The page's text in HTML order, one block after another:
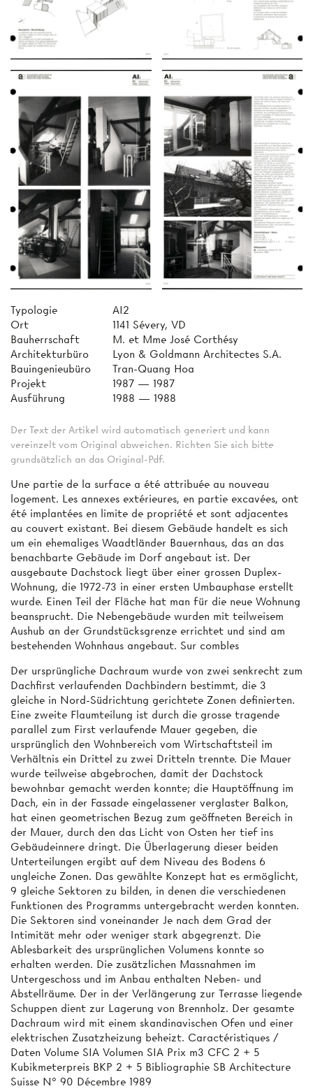
Typologie
AI2
Ort
1141 Sévery, VD
Bauherrschaft
M. et Mme José Corthésy
Architekturbüro
Lyon & Goldmann Architectes S.A.
Bauingenieubüro
Tran-Quang Hoa
Projekt
1987 — 1987
Ausführung
1988 — 1988
Der Text der Artikel wird automatisch generiert und kann
vereinzelt vom Original abweichen. Richten Sie sich bitte
grundsätzlich an das Original-Pdf.
Une partie de la surface a été attribuée au nouveau
logement. Les annexes extérieures, en partie excavées, ont
été implantées en limite de propriété et sont adjacentes
au couvert existant. Bei diesem Gebäude handelt es sich
um ein ehemaliges Waadtländer Bauernhaus, das an das
benachbarte Gebäude im Dorf angebaut ist. Der
ausgebaute Dachstock liegt über einer grossen Duplex-
Wohnung, die 1972-73 in einer ersten Umbauphase erstellt
wurde. Einen Teil der Fläche hat man für die neue Wohnung
beansprucht. Die Nebengebäude wurden mit teilweisem
Aushub an der Grundstücksgrenze errichtet und sind am
bestehenden Wohnhaus angebaut. Sur combles
Der ursprüngliche Dachraum wurde von zwei senkrecht zum
Dachfirst verlaufenden Dachbindern bestimmt, die 3
gleiche in Nord-Südrichtung gerichtete Zonen definierten.
Eine zweite Flaumteilung ist durch die grosse tragende
parallel zum First verlaufende Mauer gegeben, die
ursprünglich den Wohnbereich vom Wirtschaftsteil im
Verhältnis ein Drittel zu zwei Dritteln trennte. Die Mauer
wurde teilweise abgebrochen, damit der Dachstock
bewohnbar gemacht werden konnte; die Hauptöffnung im
Dach, ein in der Fassade eingelassener verglaster Balkon,
hat einen geometrischen Bezug zum geöffneten Bereich in
der Mauer, durch den das Licht von Osten her tief ins
Gebäudeinnere dringt. Die Überlagerung dieser beiden
Unterteilungen ergibt auf dem Niveau des Bodens 6
ungleiche Zonen. Das gewählte Konzept hat es ermöglicht,
9 gleiche Sektoren zu bilden, in denen die verschiedenen
Funktionen des Programms untergebracht werden konnten.
Die Sektoren sind voneinander Je nach dem Grad der
Intimität mehr oder weniger stark abgegrenzt. Die
Ablesbarkeit des ursprünglichen Volumens konnte so
erhalten werden. Die zusätzlichen Massnahmen im
Untergeschoss und im Anbau enthalten Neben- und
Abstellräume. Der in der Verlängerung zur Terrasse liegende
Schuppen dient zur Lagerung von Brennholz. Der gesamte
Dachraum wird mit einem skandinavischen Ofen und einer
elektrischen Zusatzheizung beheizt. Caractéristiques /
Daten Volume SIA Volumen SIA Prix m3 CFC 2 + 5
Kubikmeterpreis BKP 2 + 5 Bibliographie SB Architecture
Suisse N° 90 Décembre 1989